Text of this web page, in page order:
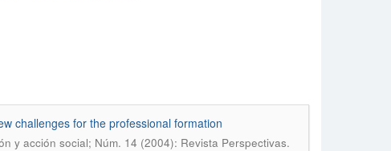
challenges for the professional formation
y acción social; Núm. 14 (2004): Revista Perspectivas.